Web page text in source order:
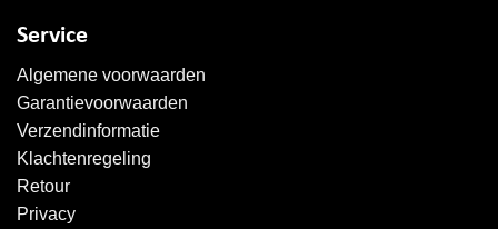
Service
Algemene voorwaarden
Garantievoorwaarden
Verzendinformatie
Klachtenregeling
Retour
Privacy